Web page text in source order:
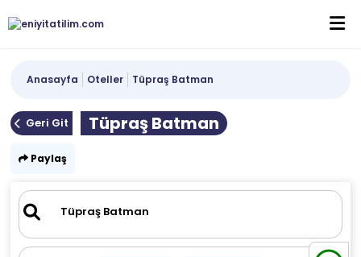
Anasayfa Oteller Tüpraş Batman
Geri Git Tüpraş Batman
Paylaş